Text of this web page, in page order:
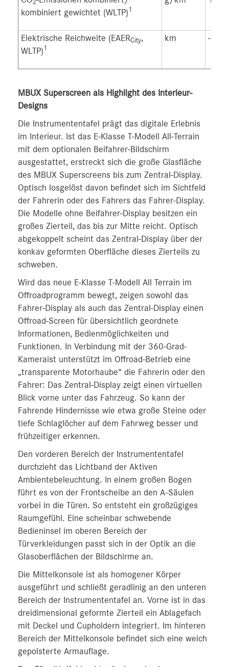
2
kombiniert gewichtet (WLTP) 1
Elektrische Reichweite (EAERCity,
WLTP) 1
km -
MBUX Superscreen als Highlight des Interieur-
Designs
Die Instrumententafel prägt das digitale Erlebnis
im Interieur. Ist das E-Klasse T-Modell All-Terrain
mit dem optionalen Beifahrer-Bildschirm
ausgestattet, erstreckt sich die große Glasfläche
des MBUX Superscreens bis zum Zentral-Display.
Optisch losgelöst davon befindet sich im Sichtfeld
der Fahrerin oder des Fahrers das Fahrer‑Display.
Die Modelle ohne Beifahrer-Display besitzen ein
großes Zierteil, das bis zur Mitte reicht. Optisch
abgekoppelt scheint das Zentral-Display über der
konkav geformten Oberfläche dieses Zierteils zu
schweben.
Wird das neue E-Klasse T-Modell All Terrain im
Offroadprogramm bewegt, zeigen sowohl das
Fahrer-Display als auch das Zentral-Display einen
Offroad-Screen für übersichtlich geordnete
Informationen, Bedienmöglichkeiten und
Funktionen. In Verbindung mit der 360-Grad-
Kameraist unterstützt im Offroad‑Betrieb eine
„transparente Motorhaube“ die Fahrerin oder den
Fahrer: Das Zentral-Display zeigt einen virtuellen
Blick vorne unter das Fahrzeug. So kann der
Fahrende Hindernisse wie etwa große Steine oder
tiefe Schlaglöcher auf dem Fahrweg besser und
frühzeitiger erkennen.
Den vorderen Bereich der Instrumententafel
durchzieht das Lichtband der Aktiven
Ambientebeleuchtung. In einem großen Bogen
führt es von der Frontscheibe an den A-Säulen
vorbei in die Türen. So entsteht ein großzügiges
Raumgefühl. Eine scheinbar schwebende
Bedieninsel im oberen Bereich der
Türverkleidungen passt sich in der Optik an die
Glasoberflächen der Bildschirme an.
Die Mittelkonsole ist als homogener Körper
ausgeführt und schließt geradlinig an den unteren
Bereich der Instrumententafel an. Vorne ist in das
dreidimensional geformte Zierteil ein Ablagefach
mit Deckel und Cupholdern integriert. Im hinteren
Bereich der Mittelkonsole befindet sich eine weich
gepolsterte Armauflage.